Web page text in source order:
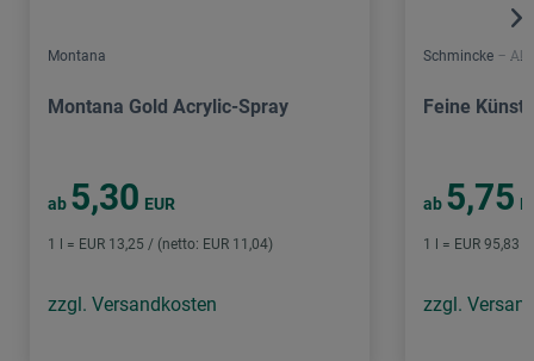
Montana
Montana Gold Acrylic-Spray
ab 5,30 EUR
1 l = EUR 13,25 / (netto: EUR 11,04)
zzgl. Versandkosten
Schmincke –
Feine
ab 5,75
1 l = EUR 95,83
zzgl.